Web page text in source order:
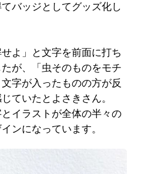
バッジとしてグッズ化し
よ」と文字を前面に打ち
が、「虫そのものをモチ
字が入ったものの方が反
ていたとよさきさん。
とイラストが全体の半々の
ンになっています。